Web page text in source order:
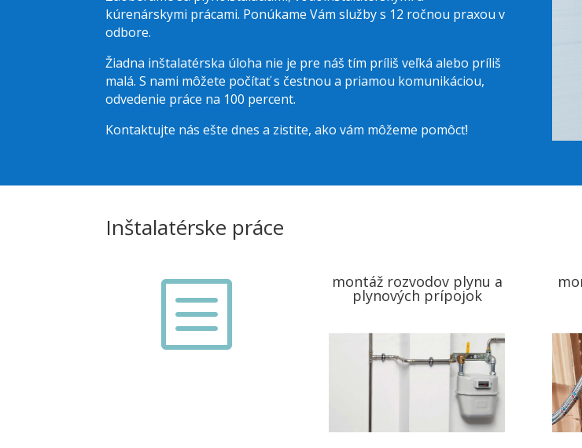
kúrenárskymi prácami. Ponúkame Vám služby s 12 ročnou praxou v
odbore.
Žiadna inštalatérska úloha nie je pre náš tím príliš veľká alebo príliš
malá. S nami môžete počítať s čestnou a priamou komunikáciou,
odvedenie práce na 100 percent.
Kontaktujte nás ešte dnes a zistite, ako vám môžeme pomôcť!
Inštalatérske práce
b montáž rozvodov plynu a
plynových prípojok